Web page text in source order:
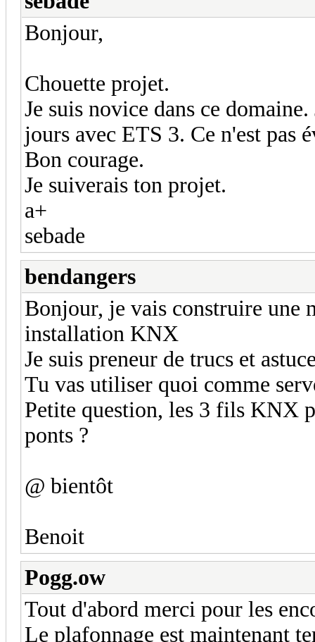
Bonjour,
Chouette projet.
Je suis novice dans ce
jours avec ETS 3. Ce n'est pas
Bon courage.
Je suiverais ton projet.
a+
sebade
bendangers
Bonjour, je vais construire une
installation KNX
Je suis preneur de trucs et
Tu vas utiliser quoi comme
Petite question, les 3 fils KNX
ponts ?
@ bientôt
Benoit
Pogg.ow
Tout d'abord merci pour les
Le plafonnage est maintenant